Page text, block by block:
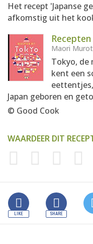
Het recept 'Japanse
afkomstig uit het
Maori
Tokyo, de
kent een
Japan geboren en
© Good Cook
WAARDEER DIT